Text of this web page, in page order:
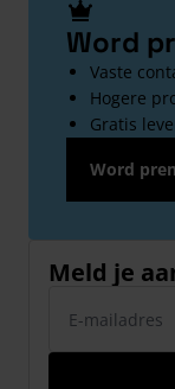
Word
Vaste
Hogere
Gratis
Word
Meld je